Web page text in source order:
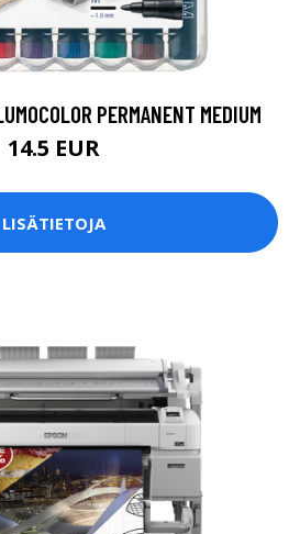
PERMANENT MEDIUM
14.5 EUR
LISÄTIETOJA